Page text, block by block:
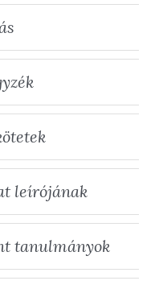
leírójának
tanulmányok